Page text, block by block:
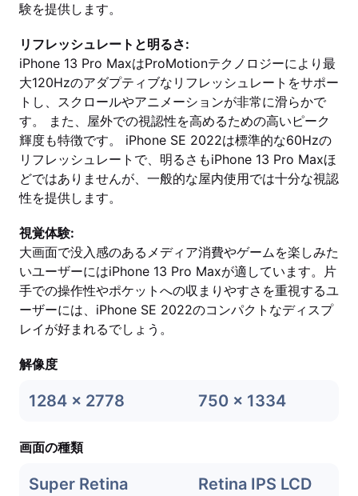
験を提供します。
リフレッシュレートと明るさ:
iPhone 13 Pro MaxはProMotionテクノロジーにより最
大120Hzのアダプティブなリフレッシュレートをサポー
トし、スクロールやアニメーションが非常に滑らかで
す。 また、屋外での視認性を高めるための高いピーク
輝度も特徴です。 iPhone SE 2022は標準的な60Hzの
リフレッシュレートで、明るさもiPhone 13 Pro Maxほ
どではありませんが、一般的な屋内使用では十分な視認
性を提供します。
視覚体験:
大画面で没入感のあるメディア消費やゲームを楽しみた
いユーザーにはiPhone 13 Pro Maxが適しています。片
手での操作性やポケットへの収まりやすさを重視するユ
ーザーには、iPhone SE 2022のコンパクトなディスプ
レイが好まれるでしょう。
解像度
1284 x 2778 750 x 1334
画面の種類
Super Retina
Retina IPS LCD